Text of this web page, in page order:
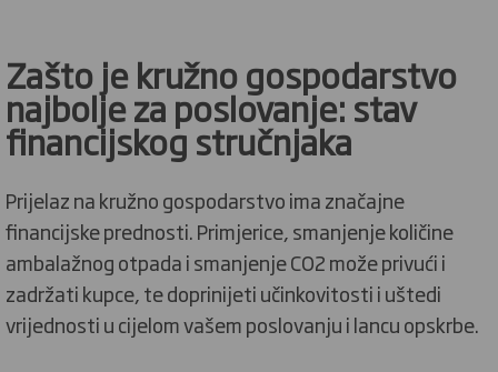
Zašto je kružno gospodarstvo
najbolje za poslovanje: stav
financijskog stručnjaka
Prijelaz na kružno gospodarstvo ima značajne
financijske prednosti. Primjerice, smanjenje količine
ambalažnog otpada i smanjenje CO2 može privući i
zadržati kupce, te doprinijeti učinkovitosti i uštedi
vrijednosti u cijelom vašem poslovanju i lancu opskrbe.